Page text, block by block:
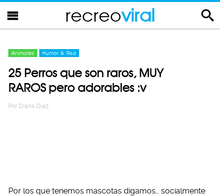
recreoviral
Animales Humor & Risa
25 Perros que son raros, MUY
RAROS pero adorables :v
Por Diana Diaz
Por los que tenemos mascotas digamos… socialmente